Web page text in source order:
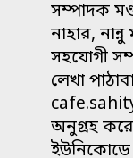
সম্পাদক
নাহার,
সহযোগী
লেখা
অনুগ্রহ
ইউনিকোডে